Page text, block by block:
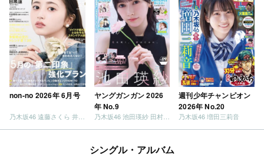
non-no 2026年 6月号
ヤングガンガン 2026
年 No.9
乃木坂46 池田瑛紗 田村真佑
週刊少年チャンピオン
2026年 No.20
乃木坂46 増田三莉音
シングル・アルバム